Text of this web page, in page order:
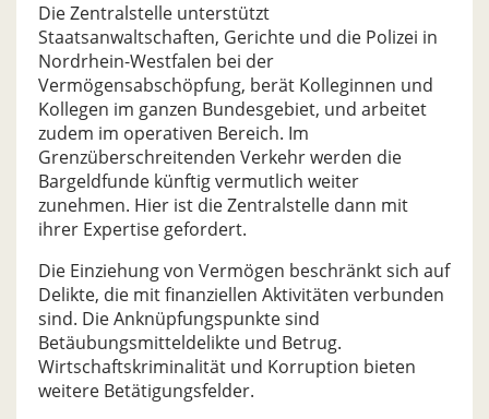
Die Zentralstelle unterstützt
Staatsanwaltschaften, Gerichte und die Polizei in
Nordrhein-Westfalen bei der
Vermögensabschöpfung, berät Kolleginnen und
Kollegen im ganzen Bundesgebiet, und arbeitet
zudem im operativen Bereich. Im
Grenzüberschreitenden Verkehr werden die
Bargeldfunde künftig vermutlich weiter
zunehmen. Hier ist die Zentralstelle dann mit
ihrer Expertise gefordert.
Die Einziehung von Vermögen beschränkt sich auf
Delikte, die mit finanziellen Aktivitäten verbunden
sind. Die Anknüpfungspunkte sind
Betäubungsmitteldelikte und Betrug.
Wirtschaftskriminalität und Korruption bieten
weitere Betätigungsfelder.